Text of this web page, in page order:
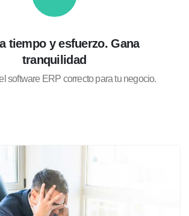
tiempo y esfuerzo. Gana
tranquilidad
software ERP correcto para tu negocio.